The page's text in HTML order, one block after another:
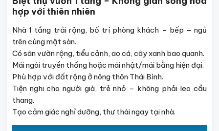
hợp với thiên nhiên
Nhà 1 tầng trải rộng, bố trí phòng khách – bếp – ngủ
trên cùng mặt sàn.
Có sân vườn rộng, tiểu cảnh, ao cá, cây xanh bao quanh.
Mái ngói truyền thống hoặc mái nhật/mái bằng hiện đại.
Phù hợp với đất rộng ở nông thôn Thái Bình.
Tiện nghi cho người già, trẻ nhỏ – không phải leo cầu
thang.
Tạo cảm giác nghỉ dưỡng, thư thái ngay tại nhà.